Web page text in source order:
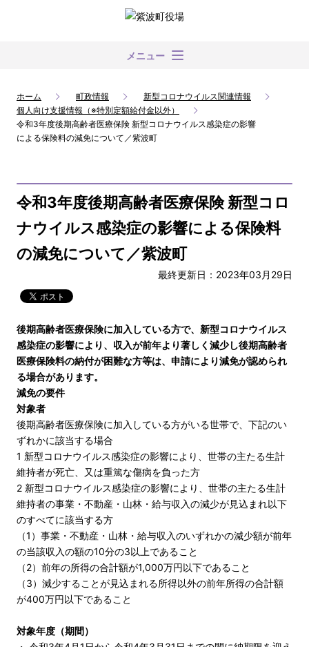
メニュー
ホーム 町政情報
新型コロナウイルス関連情報
個人向け支援情報（※特別定額給付金以外）
令和3年度後期高齢者医療保険 新型コロナウイルス感染症の影響
による保険料の減免について／紫波町
令和3年度後期高齢者医療保険 新型コロ
ナウイルス感染症の影響による保険料
の減免について／紫波町
最終更新日：2023年03月29日
後期高齢者医療保険に加入している方で、新型コロナウイルス
感染症の影響により、収入が前年より著しく減少し後期高齢者
医療保険料の納付が困難な方等は、申請により減免が認められ
る場合があります。
減免の要件
対象者
後期高齢者医療保険に加入している方がいる世帯で、下記のい
ずれかに該当する場合
1 新型コロナウイルス感染症の影響により、世帯の主たる生計
維持者が死亡、又は重篤な傷病を負った方
2 新型コロナウイルス感染症の影響により、世帯の主たる生計
維持者の事業・不動産・山林・給与収入の減少が見込まれ以下
のすべてに該当する方
（1）事業・不動産・山林・給与収入のいずれかの減少額が前年
の当該収入の額の10分の3以上であること
（2）前年の所得の合計額が1,000万円以下であること
（3）減少することが見込まれる所得以外の前年所得の合計額
が400万円以下であること
対象年度（期間）